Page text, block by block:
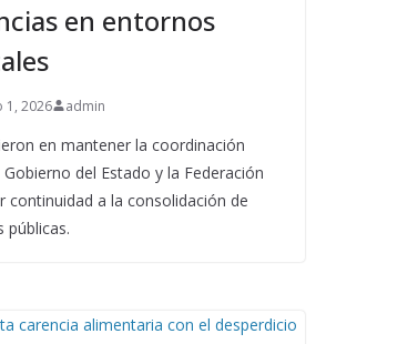
en entornos
1, 2026 admin
en mantener la coordinación
del Estado y la Federación
continuidad a la consolidación de
públicas.